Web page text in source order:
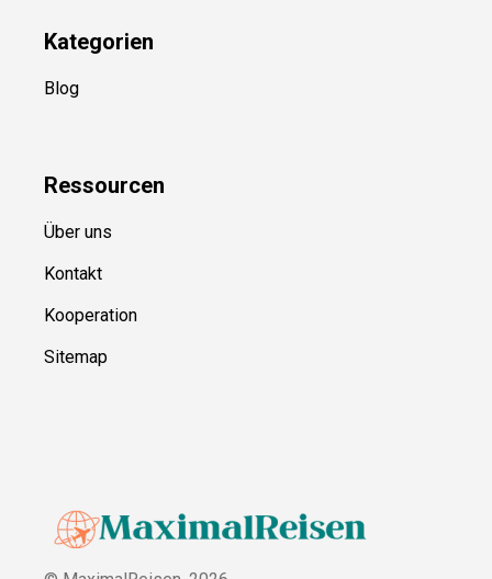
Kategorien
Blog
Ressourcen
Über uns
Kontakt
Kooperation
Sitemap